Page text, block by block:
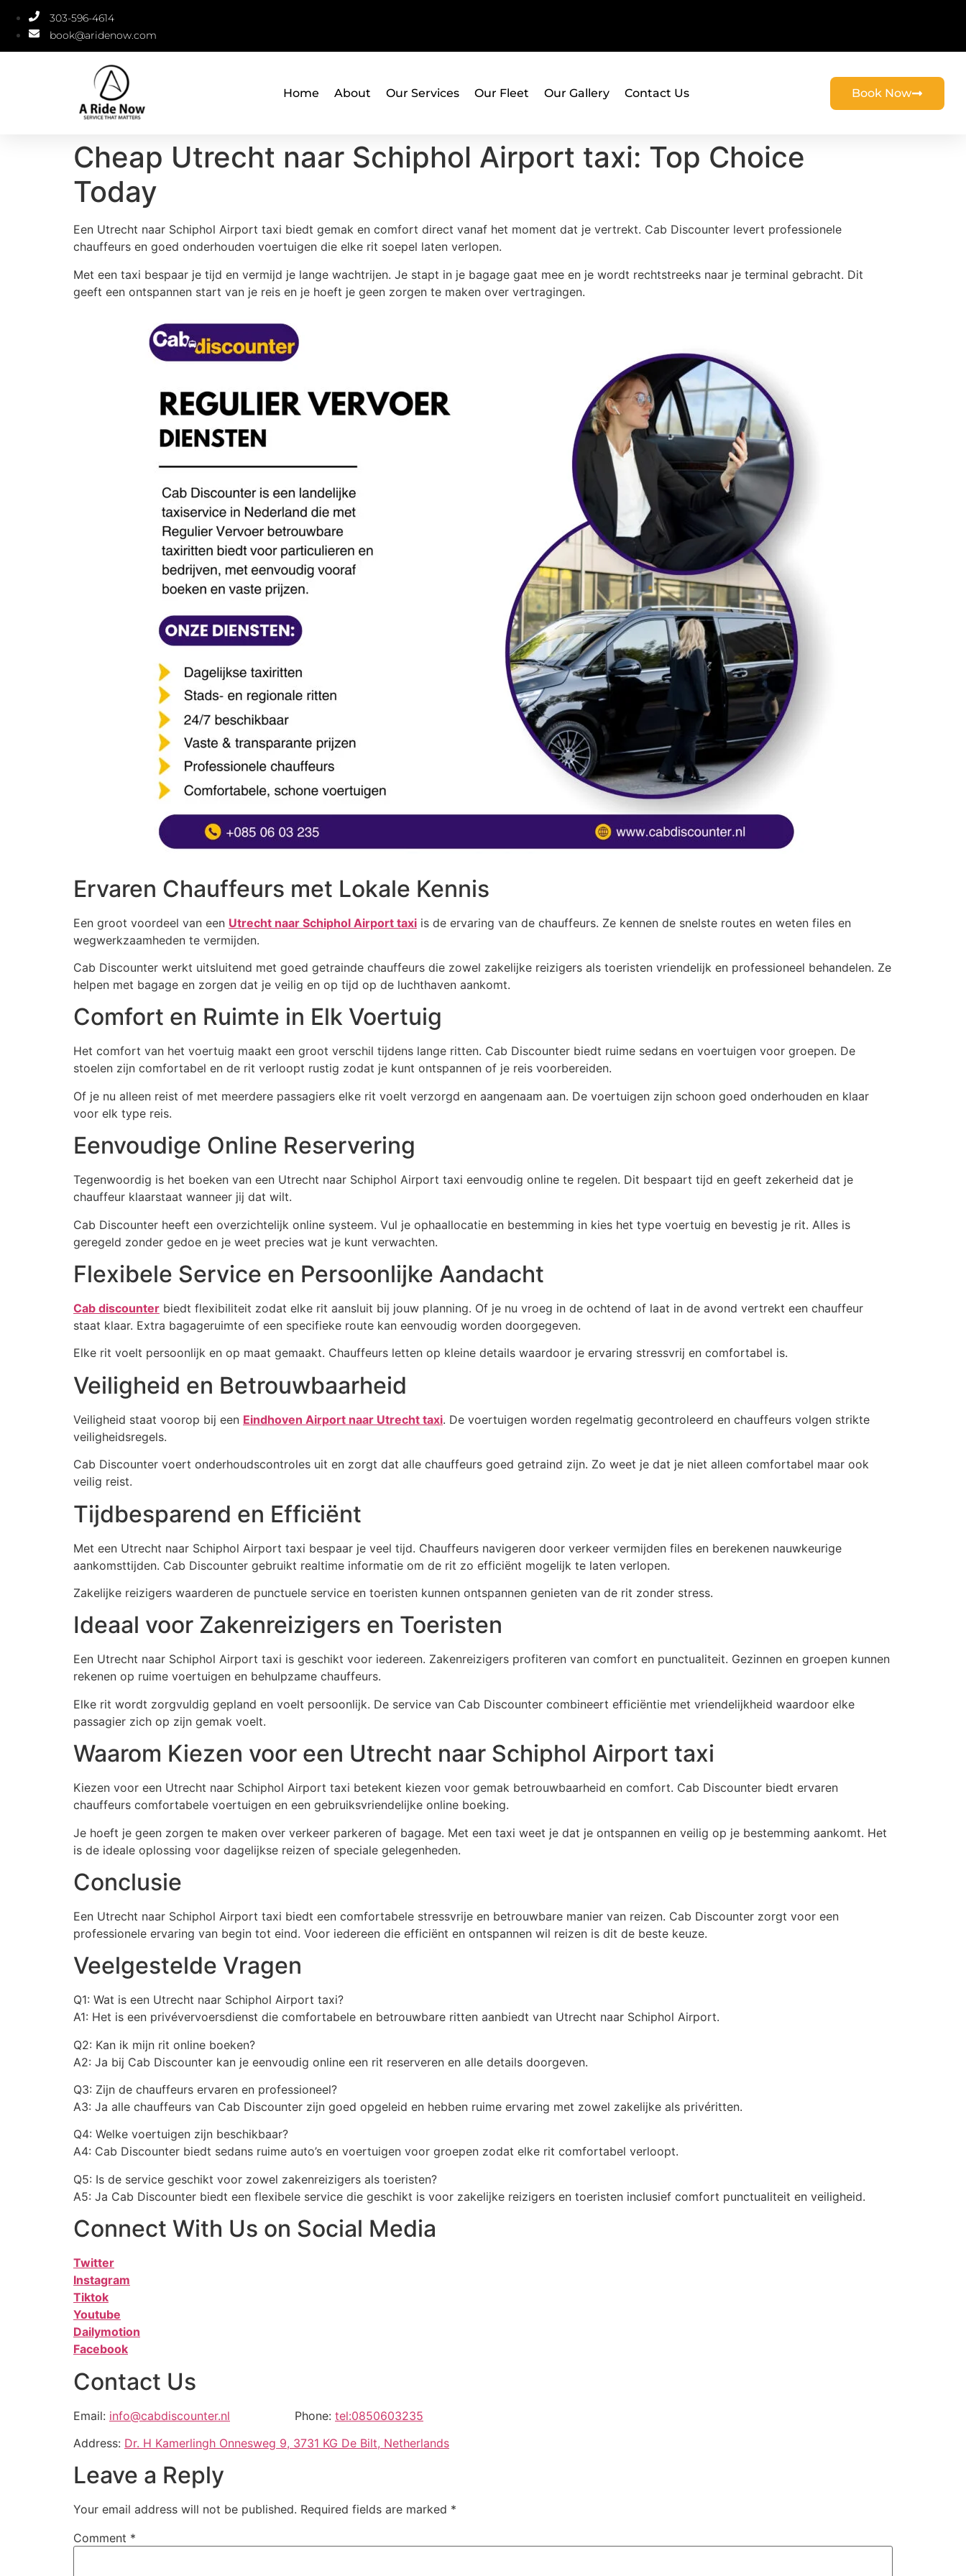
303-596-4614
book@aridenow.com
Home About Our Services Our Fleet Our Gallery Contact Us Book Now
Cheap Utrecht naar Schiphol Airport taxi: Top Choice
Today
Een Utrecht naar Schiphol Airport taxi biedt gemak en comfort direct vanaf het moment dat je vertrekt. Cab Discounter levert professionele
chauffeurs en goed onderhouden voertuigen die elke rit soepel laten verlopen.
Met een taxi bespaar je tijd en vermijd je lange wachtrijen. Je stapt in je bagage gaat mee en je wordt rechtstreeks naar je terminal gebracht. Dit
geeft een ontspannen start van je reis en je hoeft je geen zorgen te maken over vertragingen.
Ervaren Chauffeurs met Lokale Kennis
Een groot voordeel van een Utrecht naar Schiphol Airport taxi is de ervaring van de chauffeurs. Ze kennen de snelste routes en weten files en
wegwerkzaamheden te vermijden.
Cab Discounter werkt uitsluitend met goed getrainde chauffeurs die zowel zakelijke reizigers als toeristen vriendelijk en professioneel behandelen. Ze
helpen met bagage en zorgen dat je veilig en op tijd op de luchthaven aankomt.
Comfort en Ruimte in Elk Voertuig
Het comfort van het voertuig maakt een groot verschil tijdens lange ritten. Cab Discounter biedt ruime sedans en voertuigen voor groepen. De
stoelen zijn comfortabel en de rit verloopt rustig zodat je kunt ontspannen of je reis voorbereiden.
Of je nu alleen reist of met meerdere passagiers elke rit voelt verzorgd en aangenaam aan. De voertuigen zijn schoon goed onderhouden en klaar
voor elk type reis.
Eenvoudige Online Reservering
Tegenwoordig is het boeken van een Utrecht naar Schiphol Airport taxi eenvoudig online te regelen. Dit bespaart tijd en geeft zekerheid dat je
chauffeur klaarstaat wanneer jij dat wilt.
Cab Discounter heeft een overzichtelijk online systeem. Vul je ophaallocatie en bestemming in kies het type voertuig en bevestig je rit. Alles is
geregeld zonder gedoe en je weet precies wat je kunt verwachten.
Flexibele Service en Persoonlijke Aandacht
Cab discounter biedt flexibiliteit zodat elke rit aansluit bij jouw planning. Of je nu vroeg in de ochtend of laat in de avond vertrekt een chauffeur
staat klaar. Extra bagageruimte of een specifieke route kan eenvoudig worden doorgegeven.
Elke rit voelt persoonlijk en op maat gemaakt. Chauffeurs letten op kleine details waardoor je ervaring stressvrij en comfortabel is.
Veiligheid en Betrouwbaarheid
Veiligheid staat voorop bij een Eindhoven Airport naar Utrecht taxi. De voertuigen worden regelmatig gecontroleerd en chauffeurs volgen strikte
veiligheidsregels.
Cab Discounter voert onderhoudscontroles uit en zorgt dat alle chauffeurs goed getraind zijn. Zo weet je dat je niet alleen comfortabel maar ook
veilig reist.
Tijdbesparend en Efficiënt
Met een Utrecht naar Schiphol Airport taxi bespaar je veel tijd. Chauffeurs navigeren door verkeer vermijden files en berekenen nauwkeurige
aankomsttijden. Cab Discounter gebruikt realtime informatie om de rit zo efficiënt mogelijk te laten verlopen.
Zakelijke reizigers waarderen de punctuele service en toeristen kunnen ontspannen genieten van de rit zonder stress.
Ideaal voor Zakenreizigers en Toeristen
Een Utrecht naar Schiphol Airport taxi is geschikt voor iedereen. Zakenreizigers profiteren van comfort en punctualiteit. Gezinnen en groepen kunnen
rekenen op ruime voertuigen en behulpzame chauffeurs.
Elke rit wordt zorgvuldig gepland en voelt persoonlijk. De service van Cab Discounter combineert efficiëntie met vriendelijkheid waardoor elke
passagier zich op zijn gemak voelt.
Waarom Kiezen voor een Utrecht naar Schiphol Airport taxi
Kiezen voor een Utrecht naar Schiphol Airport taxi betekent kiezen voor gemak betrouwbaarheid en comfort. Cab Discounter biedt ervaren
chauffeurs comfortabele voertuigen en een gebruiksvriendelijke online boeking.
Je hoeft je geen zorgen te maken over verkeer parkeren of bagage. Met een taxi weet je dat je ontspannen en veilig op je bestemming aankomt. Het
is de ideale oplossing voor dagelijkse reizen of speciale gelegenheden.
Conclusie
Een Utrecht naar Schiphol Airport taxi biedt een comfortabele stressvrije en betrouwbare manier van reizen. Cab Discounter zorgt voor een
professionele ervaring van begin tot eind. Voor iedereen die efficiënt en ontspannen wil reizen is dit de beste keuze.
Veelgestelde Vragen
Q1: Wat is een Utrecht naar Schiphol Airport taxi?
A1: Het is een privévervoersdienst die comfortabele en betrouwbare ritten aanbiedt van Utrecht naar Schiphol Airport.
Q2: Kan ik mijn rit online boeken?
A2: Ja bij Cab Discounter kan je eenvoudig online een rit reserveren en alle details doorgeven.
Q3: Zijn de chauffeurs ervaren en professioneel?
A3: Ja alle chauffeurs van Cab Discounter zijn goed opgeleid en hebben ruime ervaring met zowel zakelijke als privéritten.
Q4: Welke voertuigen zijn beschikbaar?
A4: Cab Discounter biedt sedans ruime auto’s en voertuigen voor groepen zodat elke rit comfortabel verloopt.
Q5: Is de service geschikt voor zowel zakenreizigers als toeristen?
A5: Ja Cab Discounter biedt een flexibele service die geschikt is voor zakelijke reizigers en toeristen inclusief comfort punctualiteit en veiligheid.
Connect With Us on Social Media
Twitter
Instagram
Tiktok
Youtube
Dailymotion
Facebook
Contact Us
Email: info@cabdiscounter.nl Phone: tel:0850603235
Address: Dr. H Kamerlingh Onnesweg 9, 3731 KG De Bilt, Netherlands
Leave a Reply
Your email address will not be published. Required fields are marked *
Comment *